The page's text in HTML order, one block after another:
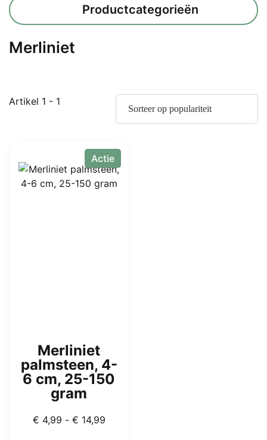
Productcategorieën
Merliniet
Artikel 1 - 1
Actie
Merliniet
palmsteen, 4-
6 cm, 25-150
gram
€ 4,99 - € 14,99Prijsklasse: